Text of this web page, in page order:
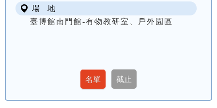
場 地
臺博館南門館-有物教研室、戶外園區